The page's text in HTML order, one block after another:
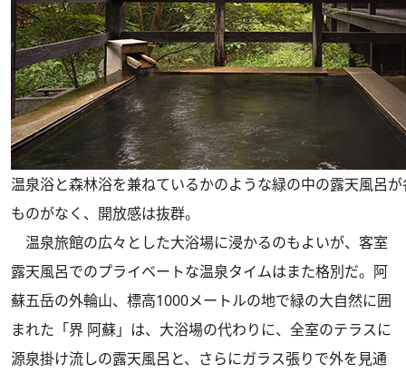
温泉浴と森林浴を兼ねているかのような緑の中の露天風呂
ものがなく、開放感は抜群。
温泉旅館の広々とした大浴場に浸かるのもよいが、客室
露天風呂でのプライベートな温泉タイムはまた格別だ。阿
蘇五岳の外輪山、標高1000メートルの地で緑の大自然に囲
まれた「界 阿蘇」は、大浴場の代わりに、全室のテラスに
源泉掛け流しの露天風呂と、さらにガラス張りで外を見通